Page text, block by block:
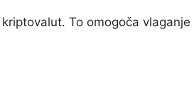
To omogoča